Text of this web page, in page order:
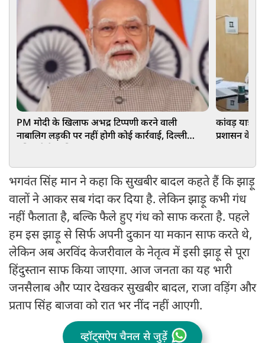
PM मोदी के खिलाफ अभद्र टिप्पणी करने वाली
नाबालिग लड़की पर नहीं होगी कोई कार्रवाई, दिल्ली
कांवड़ यात्रा
प्रशासन के
भगवंत सिंह मान ने कहा कि सुखबीर बादल कहते हैं कि झाड़ू
वालों ने आकर सब गंदा कर दिया है. लेकिन झाड़ू कभी गंध
नहीं फैलाता है, बल्कि फैले हुए गंध को साफ करता है. पहले
हम इस झाड़ू से सिर्फ अपनी दुकान या मकान साफ करते थे,
लेकिन अब अरविंद केजरीवाल के नेतृत्व में इसी झाड़ू से पूरा
हिंदुस्तान साफ किया जाएगा. आज जनता का यह भारी
जनसैलाब और प्यार देखकर सुखबीर बादल, राजा वड़िंग और
प्रताप सिंह बाजवा को रात भर नींद नहीं आएगी.
व्हॉट्सऐप चैनल से जुड़ें